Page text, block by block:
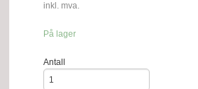
inkl. mva.
På lager
Antall